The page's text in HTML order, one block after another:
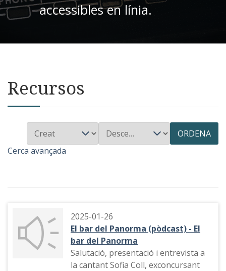
accessibles en línia.
Recursos
ORDENA
Cerca avançada
2025-01-26
El bar del Panorma (pòdcast) - El
bar del Panorma
Salutació, presentació i entrevista a
la cantant Sofia Coll, exconcursant